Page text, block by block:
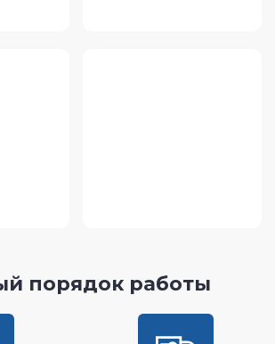
порядок работы